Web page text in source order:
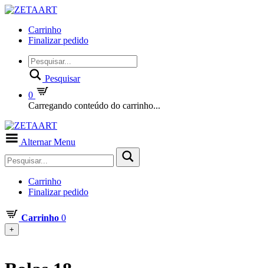
Carrinho
Finalizar pedido
Pesquisar
0
Carregando conteúdo do carrinho...
Alternar Menu
Carrinho
Finalizar pedido
Carrinho 0
+